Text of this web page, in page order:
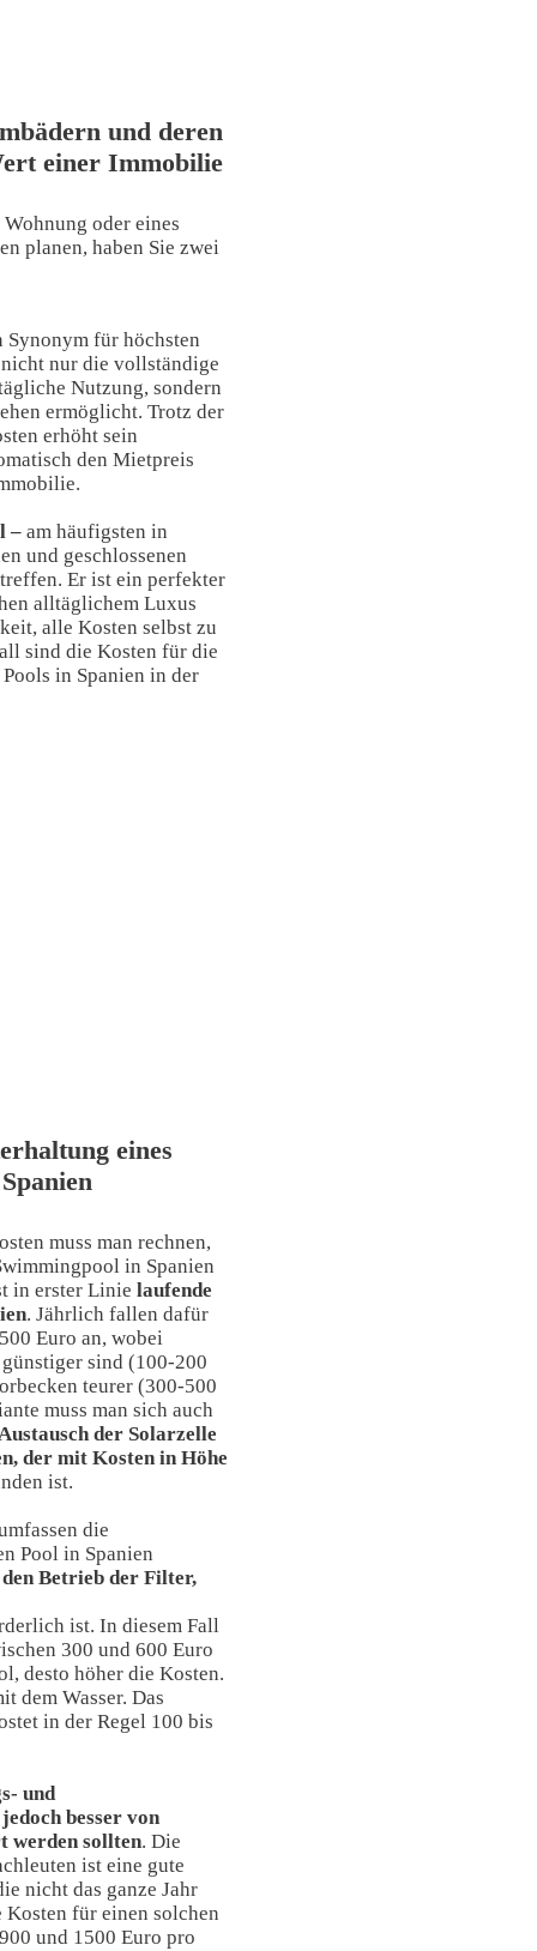
und deren
einer Immobilie
oder eines
planen, haben Sie zwei
Synonym für höchsten
nur die vollständige
Nutzung, sondern
ermöglicht. Trotz der
erhöht sein
den Mietpreis
– am häufigsten in
und geschlossenen
Er ist ein perfekter
alltäglichem Luxus
alle Kosten selbst zu
sind die Kosten für die
in Spanien in der
eines
muss man rechnen,
in Spanien
in erster Linie laufende
. Jährlich fallen dafür
Euro an, wobei
sind (100-200
teurer (300-500
muss man sich auch
der Solarzelle
der mit Kosten in Höhe
ist.
die
Pool in Spanien
Betrieb der Filter,
ist. In diesem Fall
300 und 600 Euro
desto höher die Kosten.
dem Wasser. Das
in der Regel 100 bis
und
besser von
werden sollten. Die
ist eine gute
nicht das ganze Jahr
für einen solchen
und 1500 Euro pro